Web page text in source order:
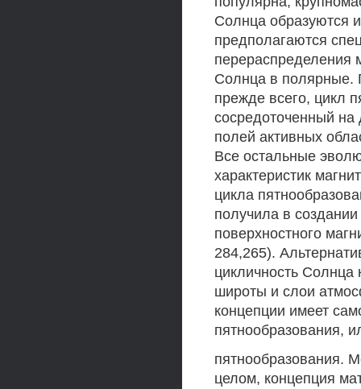
Солнца образуются
предполагаются
перераспределения
Солнца в полярные.
прежде всего, цикл
сосредоточенный на
полей активных
Все остальные
характеристик
цикла
получила в
поверхностного
284,265).
цикличность
широты и слои
концепции имеет
пятнообразования,
пятнообразования.
целом, концепция